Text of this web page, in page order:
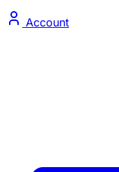
Account